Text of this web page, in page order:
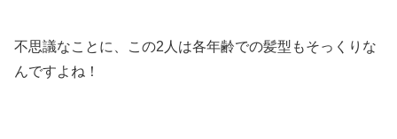
不思議なことに、この2人は各年齢での髪型もそっくりな
んですよね！